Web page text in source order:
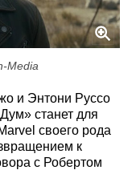
Media
и Энтони Руссо
станет для
своего рода
к
с Робертом